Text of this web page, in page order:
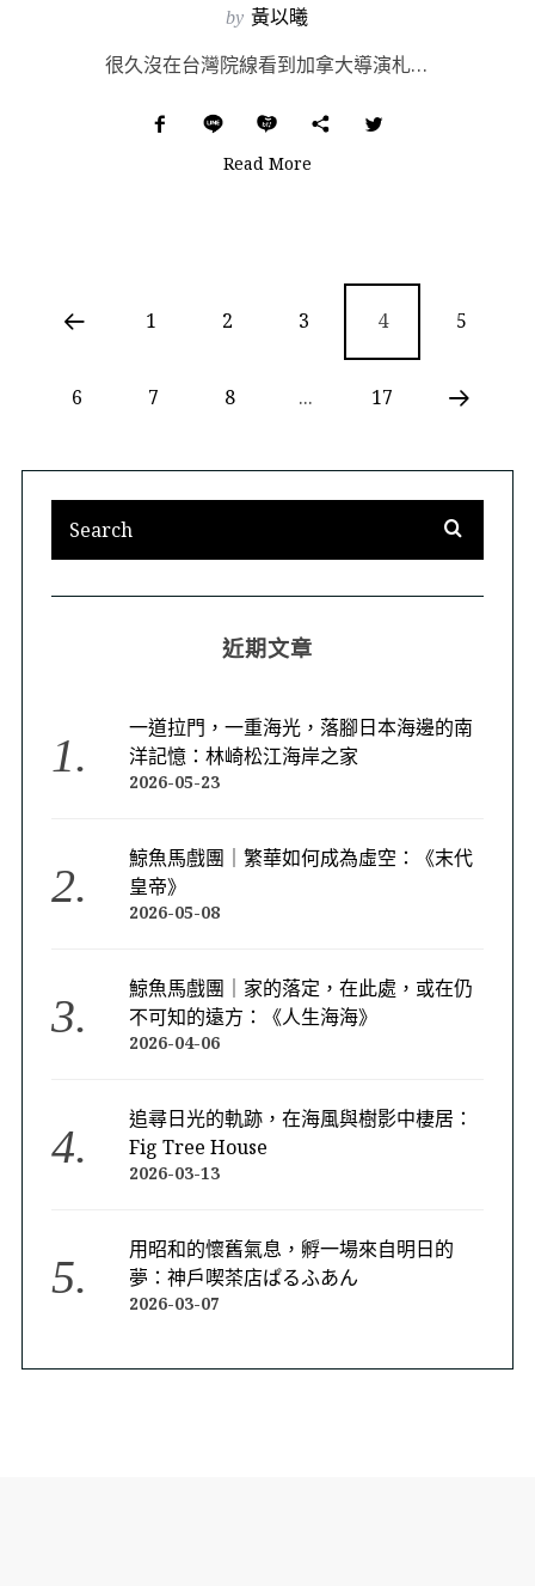
by 黃以曦
很久沒在台灣院線看到加拿大導演札維耶多藍（Xavier Dolan）的作品，近期即將上映的《麥特與麥...
Read More
1 2 3 4 5
6 7 8 ... 17
近期文章
一道拉門，一重海光，落腳日本海邊的南
洋記憶：林崎松江海岸之家
2026-05-23
鯨魚馬戲團｜繁華如何成為虛空：《末代
皇帝》
2026-05-08
鯨魚馬戲團｜家的落定，在此處，或在仍
不可知的遠方：《人生海海》
2026-04-06
追尋日光的軌跡，在海風與樹影中棲居：
Fig Tree House
2026-03-13
用昭和的懷舊氣息，孵一場來自明日的
夢：神戶喫茶店ぱるふあん
2026-03-07